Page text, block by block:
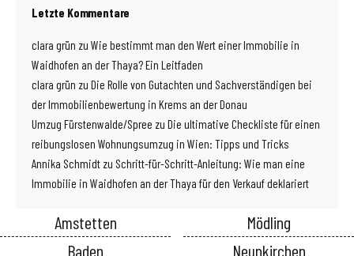
Letzte Kommentare
clara grün zu Wie bestimmt man den Wert einer Immobilie in
Waidhofen an der Thaya? Ein Leitfaden
clara grün zu Die Rolle von Gutachten und Sachverständigen bei
der Immobilienbewertung in Krems an der Donau
Umzug Fürstenwalde/Spree zu Die ultimative Checkliste für einen
reibungslosen Wohnungsumzug in Wien: Tipps und Tricks
Annika Schmidt zu Schritt-für-Schritt-Anleitung: Wie man eine
Immobilie in Waidhofen an der Thaya für den Verkauf deklariert
Amstetten
Baden
Mödling
Neunkirchen